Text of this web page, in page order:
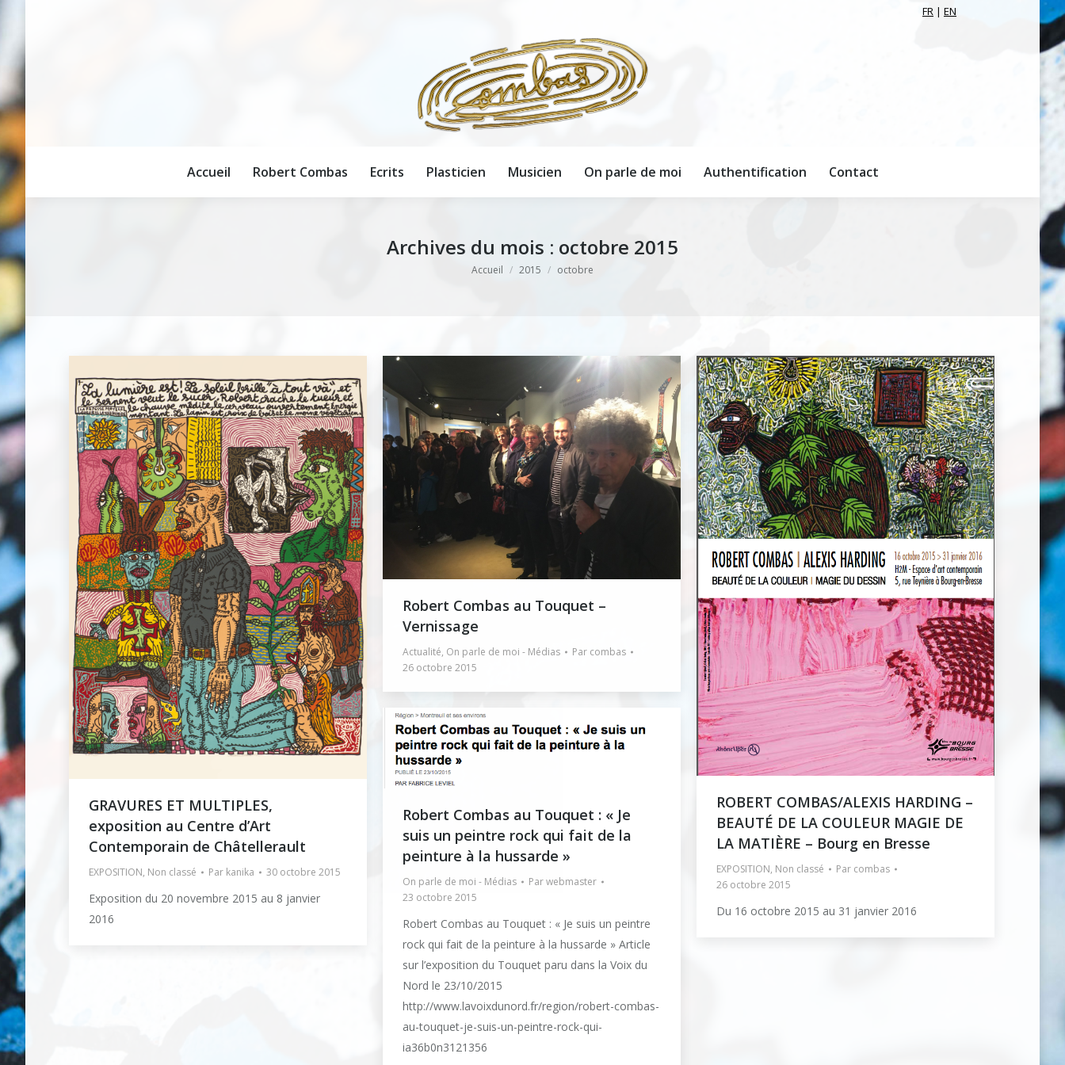
FR | EN
Accueil Robert Combas Ecrits Plasticien Musicien On parle de moi Authentification Contact
Archives du mois : octobre 2015
Vous êtes ici :
Accueil 2015 octobre
GRAVURES ET MULTIPLES,
exposition au Centre d’Art
Contemporain de Châtellerault
EXPOSITION, Non classé Par kanika 30 octobre 2015
Exposition du 20 novembre 2015 au 8 janvier
2016
Robert Combas au Touquet –
Vernissage
Actualité, On parle de moi - Médias Par combas
26 octobre 2015
ROBERT COMBAS/ALEXIS HARDING –
BEAUTÉ DE LA COULEUR MAGIE DE
LA MATIÈRE – Bourg en Bresse
EXPOSITION, Non classé Par combas
26 octobre 2015
Du 16 octobre 2015 au 31 janvier 2016
Robert Combas au Touquet : « Je
suis un peintre rock qui fait de la
peinture à la hussarde »
On parle de moi - Médias Parwebmaster
23 octobre 2015
Robert Combas au Touquet : « Je suis un peintre
rock qui fait de la peinture à la hussarde » Article
sur l’exposition du Touquet paru dans la Voix du
Nord le 23/10/2015
http://www.lavoixdunord.fr/region/robert-combas-
au-touquet-je-suis-un-peintre-rock-qui-
ia36b0n3121356